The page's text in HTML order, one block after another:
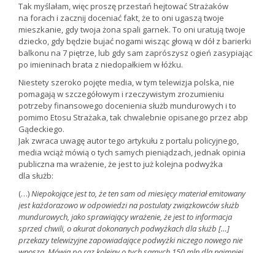
Tak myślałam, więc proszę przestań hejtować Strażaków
na forach i zacznij doceniać fakt, że to oni ugaszą twoje
mieszkanie, gdy twoja żona spali garnek. To oni uratują twoje
dziecko, gdy będzie bujać nogami wisząc głową w dół z barierki
balkonu na 7 piętrze, lub gdy sam zaprószysz ogień zasypiając
po imieninach brata z niedopałkiem w łóżku.
Niestety szeroko pojęte media, w tym telewizja polska, nie
pomagają w szczegółowym i rzeczywistym zrozumieniu
potrzeby finansowego docenienia służb mundurowych i to
pomimo Etosu Strażaka, tak chwalebnie opisanego przez abp
Gądeckiego.
Jak zwraca uwagę autor tego artykułu z portalu policyjnego,
media wciąż mówią o tych samych pieniądzach, jednak opinia
publiczna ma wrażenie, że jest to już kolejna podwyżka
dla służb:
(…)Niepokojące jest to, że ten sam od miesięcy materiał emitowany
jest każdorazowo w odpowiedzi na postulaty związkowców służb
mundurowych, jako sprawiający wrażenie, że jest to informacja
sprzed chwili, o akurat dokonanych podwyżkach dla służb […]
przekazy telewizyjne zapowiadające podwyżki niczego nowego nie